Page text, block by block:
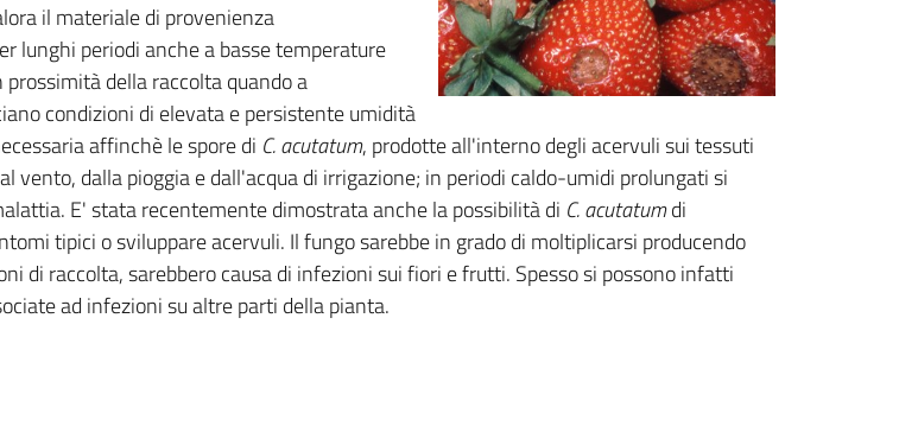
il materiale di provenienza
lunghi periodi anche a basse temperature
della raccolta quando a
condizioni di elevata e persistente umidità
affinchè le spore di C. acutatum, prodotte all'interno degli acervuli sui tessuti
vento, dalla pioggia e dall'acqua di irrigazione; in periodi caldo-umidi prolungati si
E' stata recentemente dimostrata anche la possibilità di C. acutatumdi
tipici o sviluppare acervuli. Il fungo sarebbe in grado di moltiplicarsi producendo
di raccolta, sarebbero causa di infezioni sui fiori e frutti. Spesso si possono infatti
ad infezioni su altre parti della pianta.